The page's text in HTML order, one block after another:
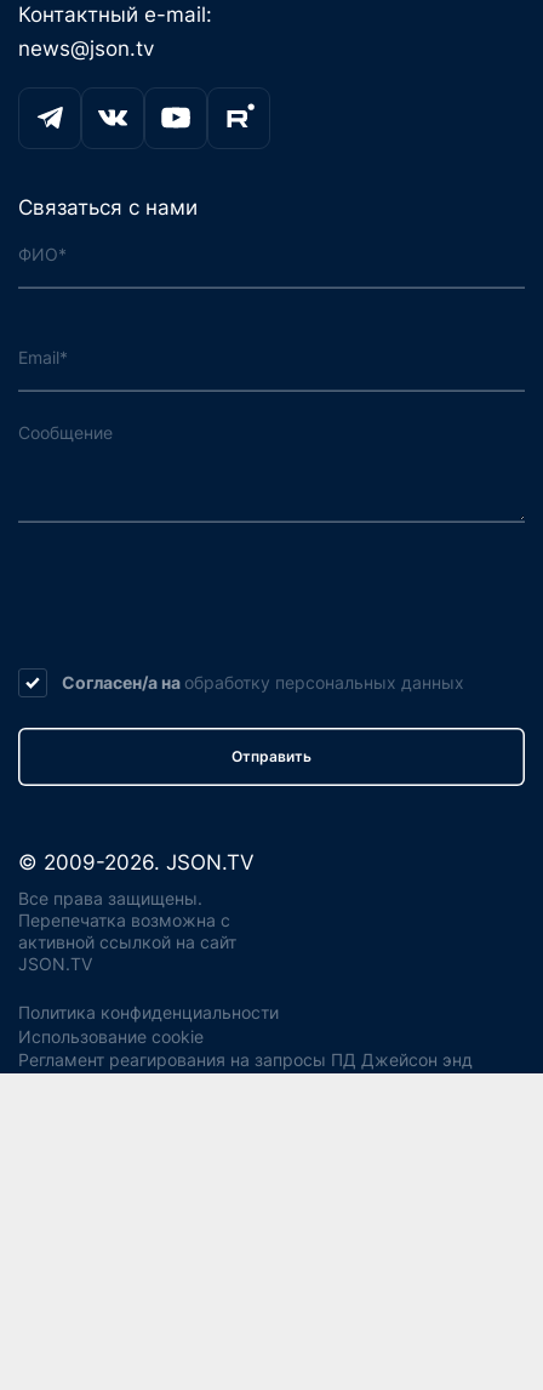
Контактный e-mail:
news@json.tv
Связаться с нами
Согласен/а на обработку персональных данных
Отправить
© 2009-2026. JSON.TV
Все права защищены.
Перепечатка возможна с
активной ссылкой на сайт
JSON.TV
Политика конфиденциальности
Использование cookie
Регламент реагирования на запросы ПД Джейсон энд